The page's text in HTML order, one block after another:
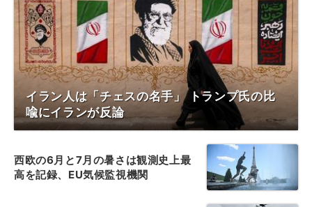
イラン人は「チェスの名手」 トランプ氏の比
喩にイランが反論
西欧の6月と7月の暑さは観測史上最
高を記録、EU気候監視機関